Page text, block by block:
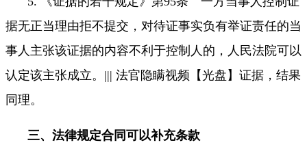
据无正当理由拒不提交，对待证事实负有举证责任的当
事人主张该证据的内容不利于控制人的，人民法院可以
认定该主张成立。 ||| 法官隐瞒视频【光盘】证据，结果
同理。
三、 法律规定合同可以补充条款